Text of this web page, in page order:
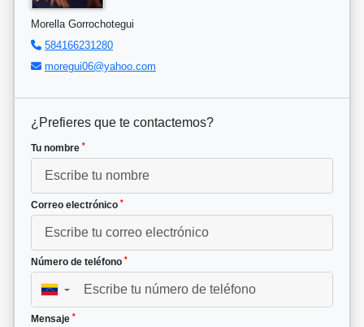
Morella Gorrochotegui
584166231280
moregui06@yahoo.com
¿Prefieres que te contactemos?
Tu nombre *
Correo electrónico *
Número de teléfono *
▼
Mensaje *